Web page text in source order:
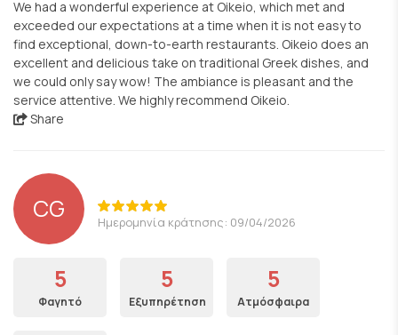
We had a wonderful experience at Oikeio, which met and
exceeded our expectations at a time when it is not easy to
find exceptional, down-to-earth restaurants. Oikeio does an
excellent and delicious take on traditional Greek dishes, and
we could only say wow! The ambiance is pleasant and the
service attentive. We highly recommend Oikeio.
Share
CG Ημερομηνία κράτησης: 09/04/2026
5
Φαγητό
5
Εξυπηρέτηση
5
Ατμόσφαιρα